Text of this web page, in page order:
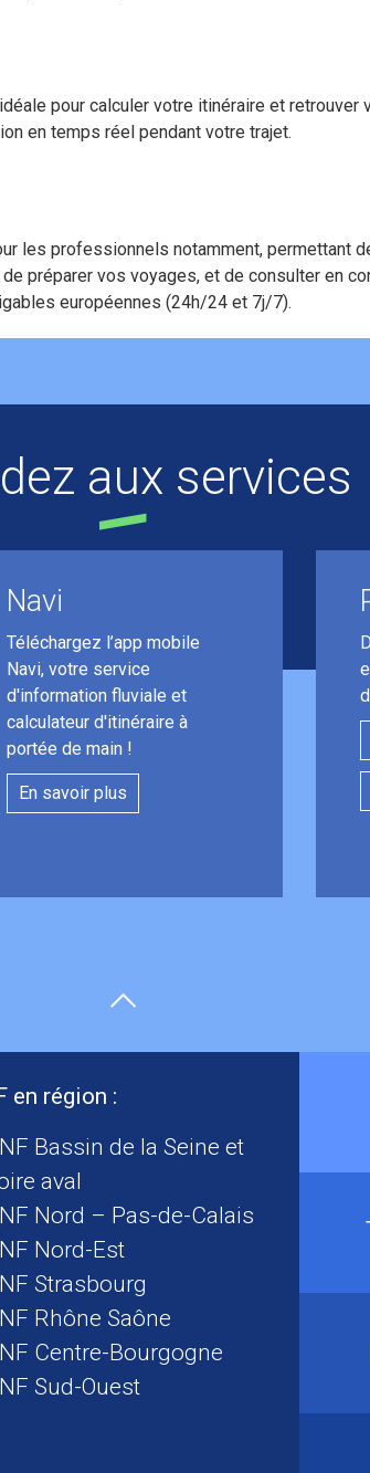
pour calculer votre itinéraire et retrouver
en temps réel pendant votre trajet.
les professionnels notamment, permettant
préparer vos voyages, et de consulter en
européennes (24h/24 et 7j/7).
aux services
Navi
Téléchargez l’app mobile
Navi, votre service
d'information fluviale et
calculateur d'itinéraire à
portée de main !
En savoir plus
en région :
Bassin de la Seine et
aval
Nord – Pas-de-Calais
Nord-Est
Strasbourg
Rhône Saône
Centre-Bourgogne
Sud-Ouest